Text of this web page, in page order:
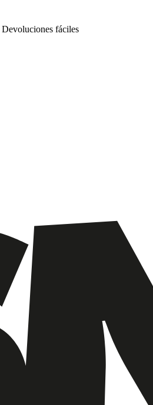
Devoluciones fáciles